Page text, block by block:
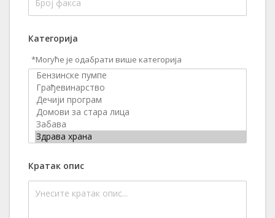
Категорија
*Могуће је одабрати више категорија
Кратак опис